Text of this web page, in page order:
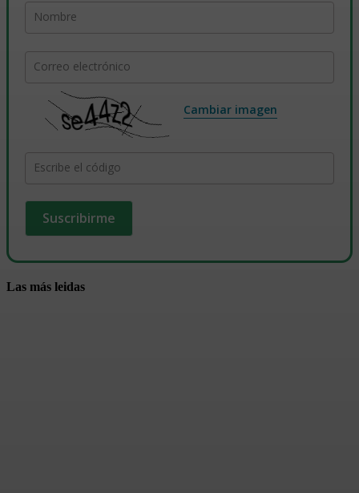
Nombre
Correo electrónico
Cambiar imagen
Escribe el código
Las más leidas